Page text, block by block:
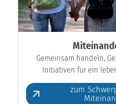
Gemeinsam handeln,
Initiativen für ein
zum